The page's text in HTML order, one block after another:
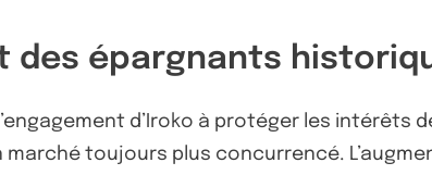
des épargnants
d’Iroko à protéger les
toujours plus concurrencé.